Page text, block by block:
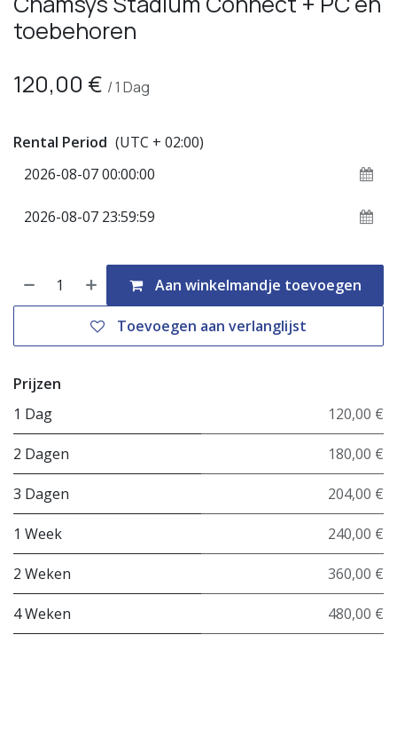
toebehoren
120,00 € /1 Dag
Rental Period (UTC + 02:00)
Aan winkelmandje toevoegen
Toevoegen aan verlanglijst
Prijzen
1 Dag
120,00 €
2 Dagen 180,00 €
3 Dagen 204,00 €
1 Week 240,00 €
2 Weken 360,00 €
4 Weken 480,00 €